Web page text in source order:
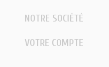
NOTRE SOCIÉTÉ
VOTRE COMPTE